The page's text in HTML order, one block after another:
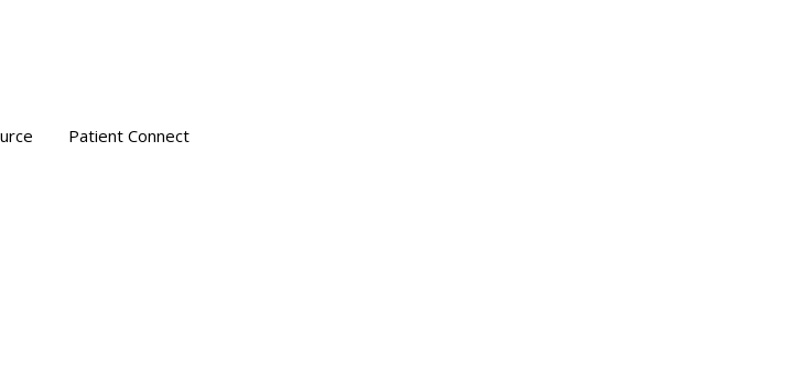
Patient Connect